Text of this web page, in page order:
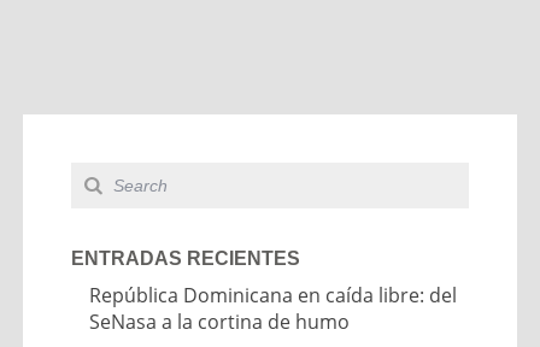
ENTRADAS RECIENTES
República Dominicana en caída libre: del
SeNasa a la cortina de humo